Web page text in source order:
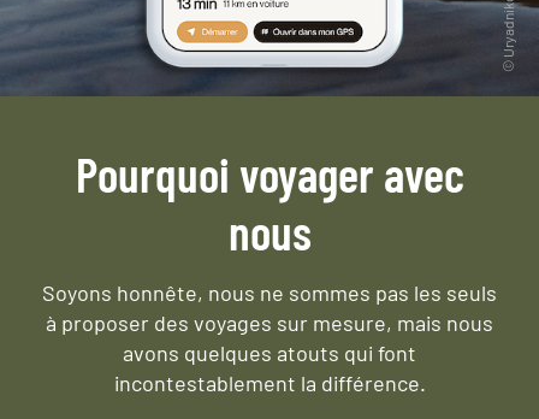
Pourquoi voyager avec
nous
Soyons honnête, nous ne sommes pas les seuls
à proposer des voyages sur mesure, mais nous
avons quelques atouts qui font
incontestablement la différence.